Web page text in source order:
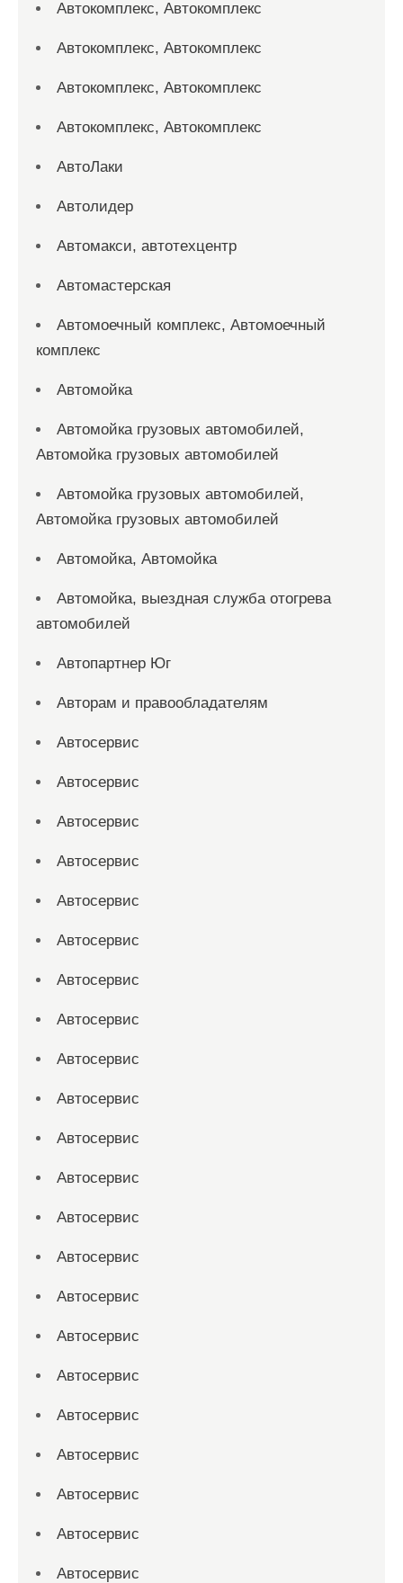
Автокомплекс, Автокомплекс
Автокомплекс, Автокомплекс
Автокомплекс, Автокомплекс
Автокомплекс, Автокомплекс
АвтоЛаки
Автолидер
Автомакси, автотехцентр
Автомастерская
Автомоечный комплекс, Автомоечный
комплекс
Автомойка
Автомойка грузовых автомобилей,
Автомойка грузовых автомобилей
Автомойка грузовых автомобилей,
Автомойка грузовых автомобилей
Автомойка, Автомойка
Автомойка, выездная служба отогрева
автомобилей
Автопартнер Юг
Авторам и правообладателям
Автосервис
Автосервис
Автосервис
Автосервис
Автосервис
Автосервис
Автосервис
Автосервис
Автосервис
Автосервис
Автосервис
Автосервис
Автосервис
Автосервис
Автосервис
Автосервис
Автосервис
Автосервис
Автосервис
Автосервис
Автосервис
Автосервис